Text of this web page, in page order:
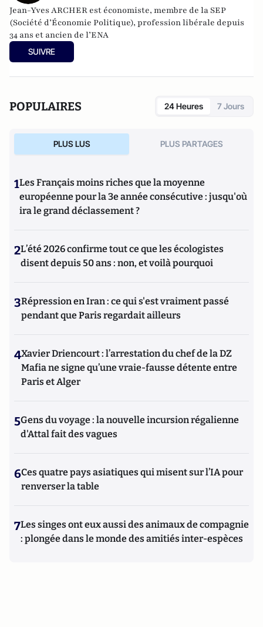
Jean-Yves ARCHER est économiste, membre de la SEP
(Société d’Économie Politique), profession libérale depuis
34 ans et ancien de l’ENA
SUIVRE
POPULAIRES 24 Heures 7 Jours
PLUS LUS PLUS PARTAGES
1Les Français moins riches que la moyenne
européenne pour la 3e année consécutive : jusqu'où
ira le grand déclassement ?
2L’été 2026 confirme tout ce que les écologistes
disent depuis 50 ans : non, et voilà pourquoi
3Répression en Iran : ce qui s'est vraiment passé
pendant que Paris regardait ailleurs
4Xavier Driencourt : l’arrestation du chef de la DZ
Mafia ne signe qu’une vraie-fausse détente entre
Paris et Alger
5Gens du voyage : la nouvelle incursion régalienne
d'Attal fait des vagues
6Ces quatre pays asiatiques qui misent sur l’IA pour
renverser la table
7Les singes ont eux aussi des animaux de compagnie
: plongée dans le monde des amitiés inter-espèces